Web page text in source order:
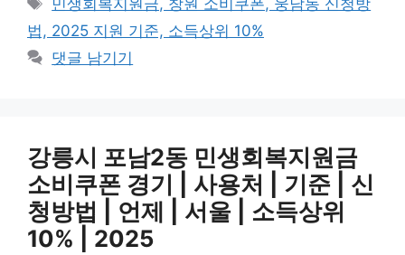
리
그
민생회복지원금, 창원 소비쿠폰, 웅남동 신청방
법, 2025 지원 기준, 소득상위 10%
댓글 남기기
강릉시 포남2동 민생회복지원금
소비쿠폰 경기 | 사용처 | 기준 | 신
청방법 | 언제 | 서울 | 소득상위
10% | 2025